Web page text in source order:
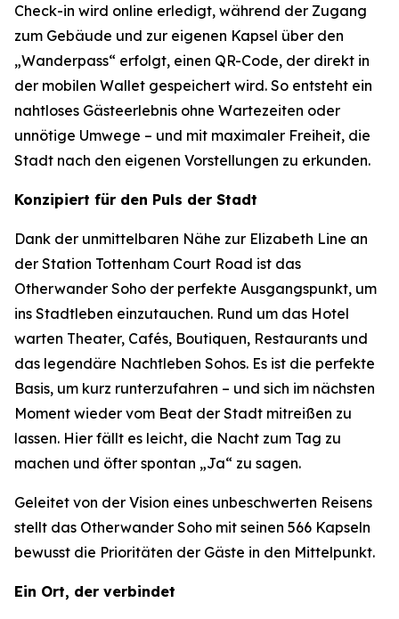
Check-in wird online erledigt, während der Zugang
zum Gebäude und zur eigenen Kapsel über den
„Wanderpass“ erfolgt, einen QR-Code, der direkt in
der mobilen Wallet gespeichert wird. So entsteht ein
nahtloses Gästeerlebnis ohne Wartezeiten oder
unnötige Umwege – und mit maximaler Freiheit, die
Stadt nach den eigenen Vorstellungen zu erkunden.
Konzipiert für den Puls der Stadt
Dank der unmittelbaren Nähe zur Elizabeth Line an
der Station Tottenham Court Road ist das
Otherwander Soho der perfekte Ausgangspunkt, um
ins Stadtleben einzutauchen. Rund um das Hotel
warten Theater, Cafés, Boutiquen, Restaurants und
das legendäre Nachtleben Sohos. Es ist die perfekte
Basis, um kurz runterzufahren – und sich im nächsten
Moment wieder vom Beat der Stadt mitreißen zu
lassen. Hier fällt es leicht, die Nacht zum Tag zu
machen und öfter spontan „Ja“ zu sagen.
Geleitet von der Vision eines unbeschwerten Reisens
stellt das Otherwander Soho mit seinen 566 Kapseln
bewusst die Prioritäten der Gäste in den Mittelpunkt.
Ein Ort, der verbindet